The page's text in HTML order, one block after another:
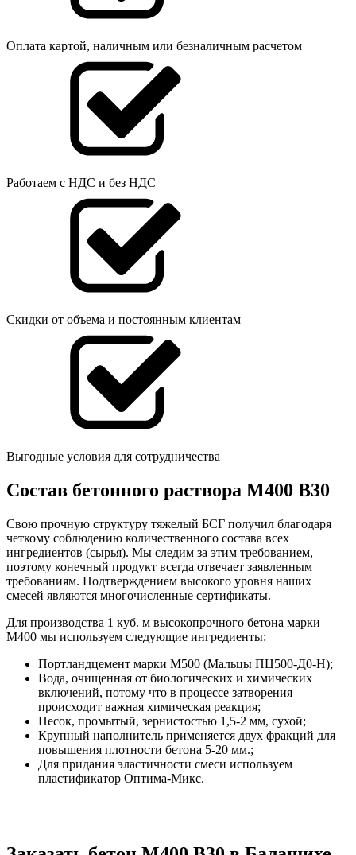
Оплата картой, наличным или безналичным расчетом
Работаем с НДС и без НДС
Скидки от объема и постоянным клиентам
Выгодные условия для сотрудничества
Состав бетонного раствора М400 В30
Свою прочную структуру тяжелый БСГ получил благодаря
четкому соблюдению количественного состава всех
ингредиентов (сырья). Мы следим за этим требованием,
поэтому конечный продукт всегда отвечает заявленным
требованиям. Подтверждением высокого уровня наших
смесей являются многочисленные сертификаты.
Для производства 1 куб. м высокопрочного бетона марки
М400 мы используем следующие ингредиенты:
Портландцемент марки М500 (Мальцы ПЦ500-Д0-Н);
Вода, очищенная от биологических и химических
включений, потому что в процессе затворения
происходит важная химическая реакция;
Песок, промытый, зернистостью 1,5-2 мм, сухой;
Крупный наполнитель применяется двух фракций для
повышения плотности бетона 5-20 мм.;
Для придания эластичности смеси используем
пластификатор Оптима-Микс.